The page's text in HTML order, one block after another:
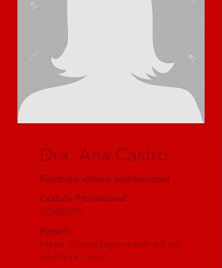
Dra. Ana Castro
Ejercicio clínico institucional
Cédula Profesional:
123456789
Email:
https://www.japanesemedical
institute.com/